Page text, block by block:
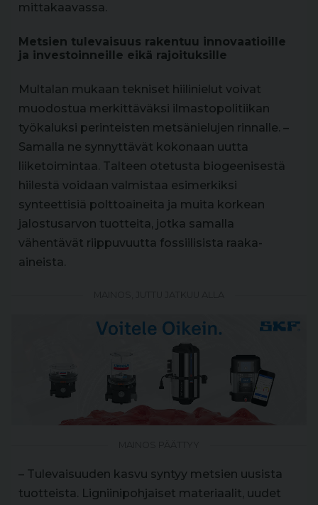
mittakaavassa.
Metsien tulevaisuus rakentuu innovaatioille
ja investoinneille eikä rajoituksille
Multalan mukaan tekniset hiilinielut voivat
muodostua merkittäväksi ilmastopolitiikan
työkaluksi perinteisten metsänielujen rinnalle. –
Samalla ne synnyttävät kokonaan uutta
liiketoimintaa. Talteen otetusta biogeenisestä
hiilestä voidaan valmistaa esimerkiksi
synteettisiä polttoaineita ja muita korkean
jalostusarvon tuotteita, jotka samalla
vähentävät riippuvuutta fossiilisista raaka-
aineista.
– Tulevaisuuden kasvu syntyy metsien uusista
tuotteista. Ligniinipohjaiset materiaalit, uudet